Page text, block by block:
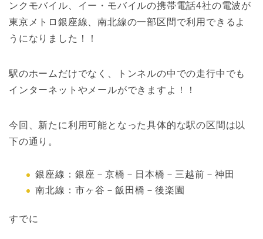
ンクモバイル、イー・モバイルの携帯電話4社の電波が
東京メトロ銀座線、南北線の一部区間で利用できるよ
うになりました！！
駅のホームだけでなく、トンネルの中での走行中でも
インターネットやメールができますよ！！
今回、新たに利用可能となった具体的な駅の区間は以
下の通り。
銀座線：銀座－京橋－日本橋－三越前－神田
南北線：市ヶ谷－飯田橋－後楽園
すでに